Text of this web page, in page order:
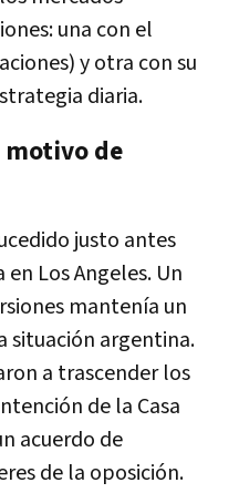
una con el
y otra con su
diaria.
motivo de
justo antes
Los Angeles. Un
mantenía un
situación argentina.
a trascender los
de la Casa
acuerdo de
de la oposición.